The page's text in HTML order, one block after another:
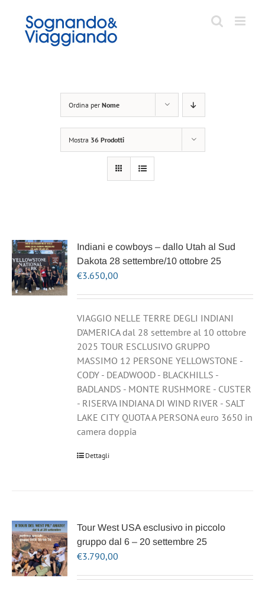
contenuto
Ordina per Nome
Mostra 36 Prodotti
Indiani e cowboys – dallo Utah al Sud
Dakota 28 settembre/10 ottobre 25
€3.650,00
VIAGGIO NELLE TERRE DEGLI INDIANI
D'AMERICA dal 28 settembre al 10 ottobre
2025 TOUR ESCLUSIVO GRUPPO
MASSIMO 12 PERSONE YELLOWSTONE -
CODY - DEADWOOD - BLACKHILLS -
BADLANDS - MONTE RUSHMORE - CUSTER
- RISERVA INDIANA DI WIND RIVER - SALT
LAKE CITY QUOTA A PERSONA euro 3650 in
camera doppia
Dettagli
Tour West USA esclusivo in piccolo
gruppo dal 6 – 20 settembre 25
€3.790,00